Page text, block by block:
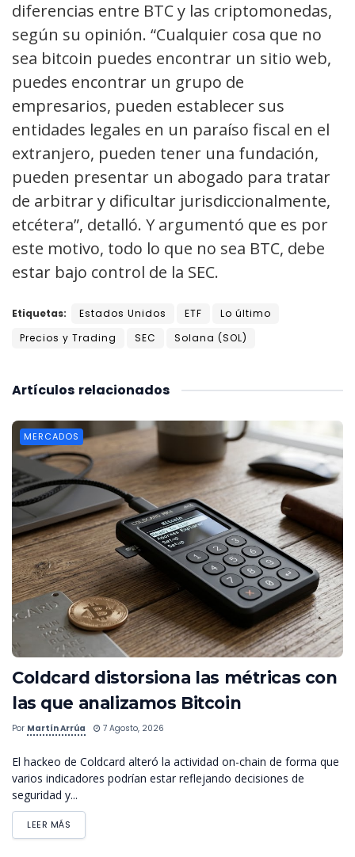
diferencias entre BTC y las criptomonedas,
según su opinión. “Cualquier cosa que no
sea bitcoin puedes encontrar un sitio web,
puedes encontrar un grupo de
empresarios, pueden establecer sus
entidades legales en un paraíso fiscal en el
extranjero, pueden tener una fundación,
pueden presentar un abogado para tratar
de arbitrar y dificultar jurisdiccionalmente,
etcétera”, detalló. Y argumentó que es por
este motivo, todo lo que no sea BTC, debe
estar bajo control de la SEC.
Etiquetas: Estados Unidos ETF
Lo último
Precios y Trading
SEC Solana (SOL)
relacionados
Artículos
MERCADOS
Coldcard distorsiona las métricas con
las que analizamos Bitcoin
Por Martín Arrúa 7 Agosto, 2026
El hackeo de Coldcard alteró la actividad on-chain de forma que
varios indicadores podrían estar reflejando decisiones de
seguridad y...
LEER MÁS